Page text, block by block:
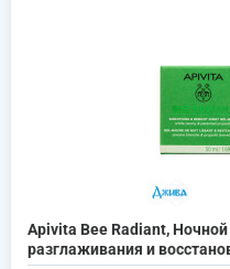
Apivita Bee Radiant,
разглаживания и